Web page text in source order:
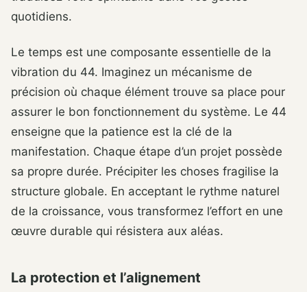
quotidiens.
Le temps est une composante essentielle de la
vibration du 44. Imaginez un mécanisme de
précision où chaque élément trouve sa place pour
assurer le bon fonctionnement du système. Le 44
enseigne que la patience est la clé de la
manifestation. Chaque étape d’un projet possède
sa propre durée. Précipiter les choses fragilise la
structure globale. En acceptant le rythme naturel
de la croissance, vous transformez l’effort en une
œuvre durable qui résistera aux aléas.
La protection et l’alignement